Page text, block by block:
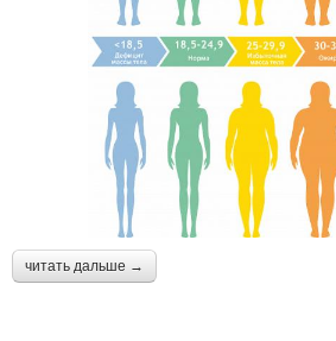
читать дальше →